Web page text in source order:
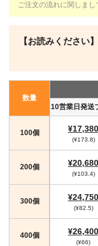
ご注文の流れに関しまし
【お読みください】
数量
10営業日発送
100個 ¥17,380
(¥173.8)
200個 ¥20,680
(¥103.4)
300個 ¥24,750
(¥82.5)
400個 ¥26,400
(¥66)